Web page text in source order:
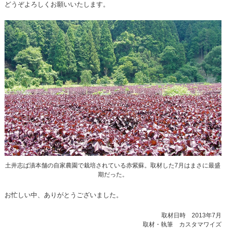
どうぞよろしくお願いいたします。
土井志ば漬本舗の自家農園で栽培されている赤紫蘇。取材した7月はまさに最盛
期だった。
お忙しい中、ありがとうございました。
取材日時 2013年7月
取材・執筆 カスタマワイズ